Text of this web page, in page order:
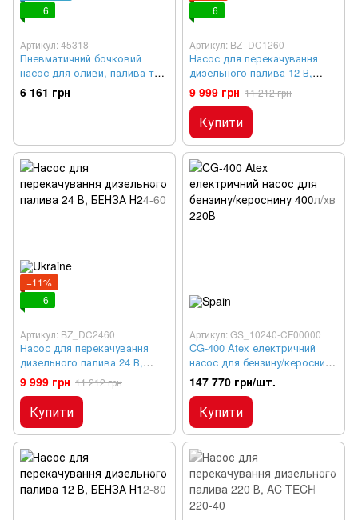
6
Артикул: 45318
Пневматичний бочковий
насос для оливи, палива та
гасу
6 161 грн
6
Артикул: BZ_DC1260
Насос для перекачування
дизельного палива 12 В,
БЕНЗА Н12-60
9 999 грн 11 212 грн
Купити
−11%
6
Артикул: BZ_DC2460
Насос для перекачування
дизельного палива 24 В,
БЕНЗА Н24-60
9 999 грн 11 212 грн
Купити
Артикул: GS_10240-CF00000
CG-400 Atex електричний
насос для бензину/кероснину
400л/хв 220В
147 770 грн/шт.
Купити